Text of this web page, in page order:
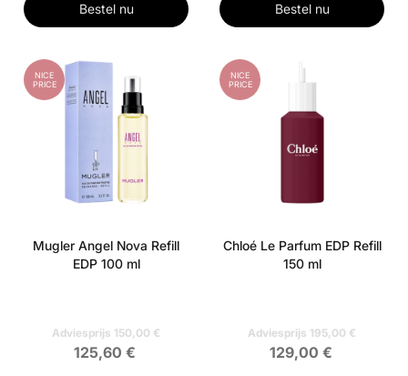
Bestel nu Bestel nu
NICE
PRICE
Mugler Angel Nova Refill
EDP 100 ml
Adviesprijs 150,00 €
125,60 €
NICE
PRICE
Chloé Le Parfum EDP Refill
150 ml
Adviesprijs 195,00 €
129,00 €